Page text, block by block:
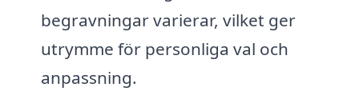
begravningar varierar, vilket ger
utrymme för personliga val och
anpassning.